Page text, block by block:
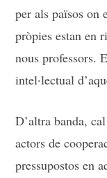
per als països on
pròpies estan en
nous professors.
intel·lectual
D’altra banda,
actors de
pressupostos en